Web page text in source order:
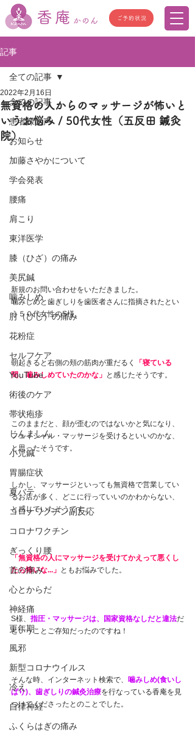
香庵 かのん ご予約状況
記事
全ての記事
患者様の声
お知らせ
加藤さやかについて
学会発表
腰痛
肩こり
東洋医学
膝（ひざ）の痛み
美尻鍼
噛みしめ
肘（ひじ）の痛み
花粉症
セルフケア
YouTube
術後のケア
帯状疱疹
じんましん
小児鍼
胃腸症状
夏バテ
コロナワクチン副反応
コロナワクチン
ぎっくり腰
首の痛み
心とからだ
神経痛
更年期
風邪
新型コロナウイルス
冷え
自律神経
ふくらはぎの痛み
全ての記事
無資格の人からのマッサージが怖いと
いうお悩み / 50代女性（五反田 鍼灸
院）
2022年2月16日
新規のお問い合わせをいただきました。
噛みしめと歯ぎしりを歯医者さんに指摘されたとい
う５０代女性のS様。
朝起きると右側の頬の筋肉が重だるく
「寝ている
間、噛みしめていたのかな」 と感じたそうです。
このままだと、顔が歪むのではないかと気になり、
フェイシャル・マッサージを受けるといいのかな、
と思ったそうです。
しかし、マッサージといっても無資格で営業してい
るお店が多く、どこに行っていいのかわからない、
と感じていたそうです。
「無資格の人にマッサージを受けてかえって悪くし
たら怖いな...」 ともお悩みでした。
S様、 指圧・マッサージは、国家資格なしだと違法だ
ということご存知だったのですね！
そんな時、インターネット検索で、 噛みしめ(食いし
ばり)、歯ぎしりの鍼灸治療を行なっている香庵を見
つけてくださったとのことでした。